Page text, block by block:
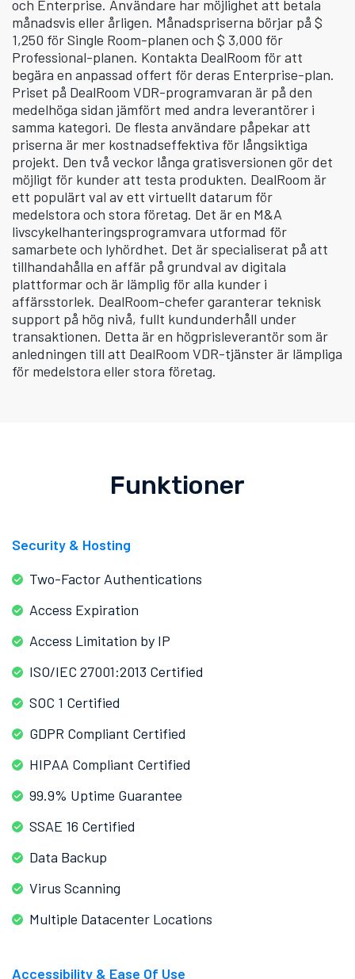
och Enterprise. Användare har möjlighet att betala
månadsvis eller årligen. Månadspriserna börjar på $
1,250 för Single Room-planen och $ 3,000 för
Professional-planen. Kontakta DealRoom för att
begära en anpassad offert för deras Enterprise-plan.
Priset på DealRoom VDR-programvaran är på den
medelhöga sidan jämfört med andra leverantörer i
samma kategori. De flesta användare påpekar att
priserna är mer kostnadseffektiva för långsiktiga
projekt. Den två veckor långa gratisversionen gör det
möjligt för kunder att testa produkten. DealRoom är
ett populärt val av ett virtuellt datarum för
medelstora och stora företag. Det är en M&A
livscykelhanteringsprogramvara utformad för
samarbete och lyhördhet. Det är specialiserat på att
tillhandahålla en affär på grundval av digitala
plattformar och är lämplig för alla kunder i
affärsstorlek. DealRoom-chefer garanterar teknisk
support på hög nivå, fullt kundunderhåll under
transaktionen. Detta är en högprisleverantör som är
anledningen till att DealRoom VDR-tjänster är lämpliga
för medelstora eller stora företag.
Funktioner
Security & Hosting
Two-Factor Authentications
Access Expiration
Access Limitation by IP
ISO/IEC 27001:2013 Certified
SOC 1 Certified
GDPR Compliant Certified
HIPAA Compliant Certified
99.9% Uptime Guarantee
SSAE 16 Certified
Data Backup
Virus Scanning
Multiple Datacenter Locations
Accessibility & Ease Of Use